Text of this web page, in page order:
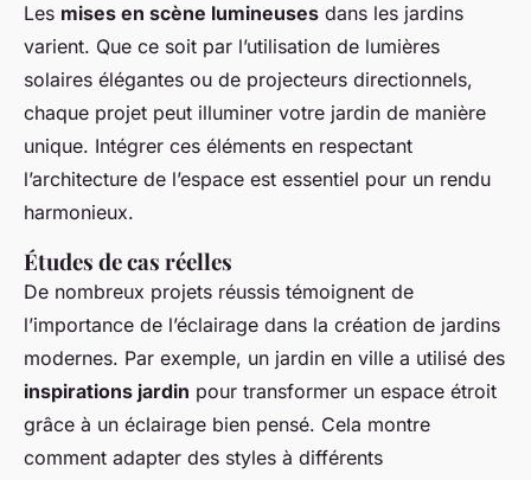
Les mises en scène lumineuses dans les jardins
varient. Que ce soit par l’utilisation de lumières
solaires élégantes ou de projecteurs directionnels,
chaque projet peut illuminer votre jardin de manière
unique. Intégrer ces éléments en respectant
l’architecture de l’espace est essentiel pour un rendu
harmonieux.
Études de cas réelles
De nombreux projets réussis témoignent de
l’importance de l’éclairage dans la création de jardins
modernes. Par exemple, un jardin en ville a utilisé des
inspirations jardin pour transformer un espace étroit
grâce à un éclairage bien pensé. Cela montre
comment adapter des styles à différents